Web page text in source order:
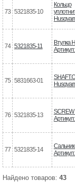
73 5321835-10
Кольцо
74 5321835-11
Втулка
75 5831663-01
76 5321835-13
SCREW
77 5321835-14
Найдено товаров: 43